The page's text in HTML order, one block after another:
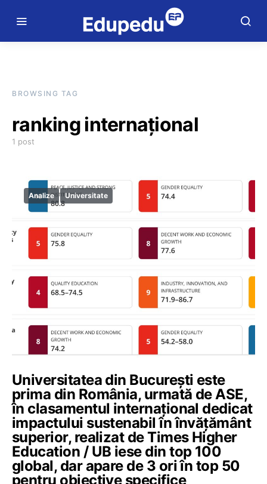
BROWSING TAG
ranking internațional
1 post
Analize Universitate
Universitatea din București este
prima din România, urmată de ASE,
în clasamentul internațional dedicat
impactului sustenabil în învățământ
superior, realizat de Times Higher
Education / UB iese din top 100
global, dar apare de 3 ori în top 50
pentru obiective specifice